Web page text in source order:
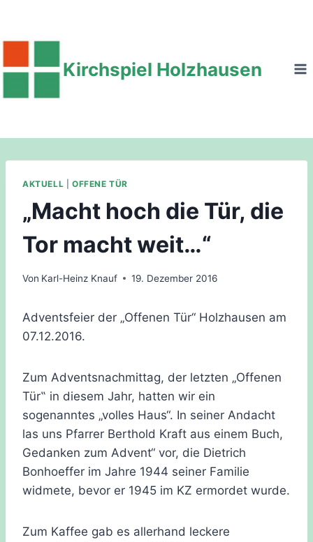
springen
Kirchspiel Holzhausen
AKTUELL OFFENE TÜR
„Macht hoch die Tür, die
Tor macht weit…“
Von Karl-Heinz Knauf 19. Dezember 2016
Adventsfeier der „Offenen Tür“ Holzhausen am
07.12.2016.
Zum Adventsnachmittag, der letzten „Offenen
Tür‟ in diesem Jahr, hatten wir ein
sogenanntes „volles Haus“. In seiner Andacht
las uns Pfarrer Berthold Kraft aus einem Buch,
Gedanken zum Advent“ vor, die Dietrich
Bonhoeffer im Jahre 1944 seiner Familie
widmete, bevor er 1945 im KZ ermordet wurde.
Zum Kaffee gab es allerhand leckere